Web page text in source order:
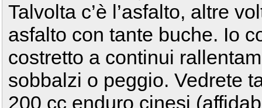
Talvolta c’è l’asfalto, altre
asfalto con tante buche. Io
costretto a continui
sobbalzi o peggio. Vedrete
200 cc enduro cinesi